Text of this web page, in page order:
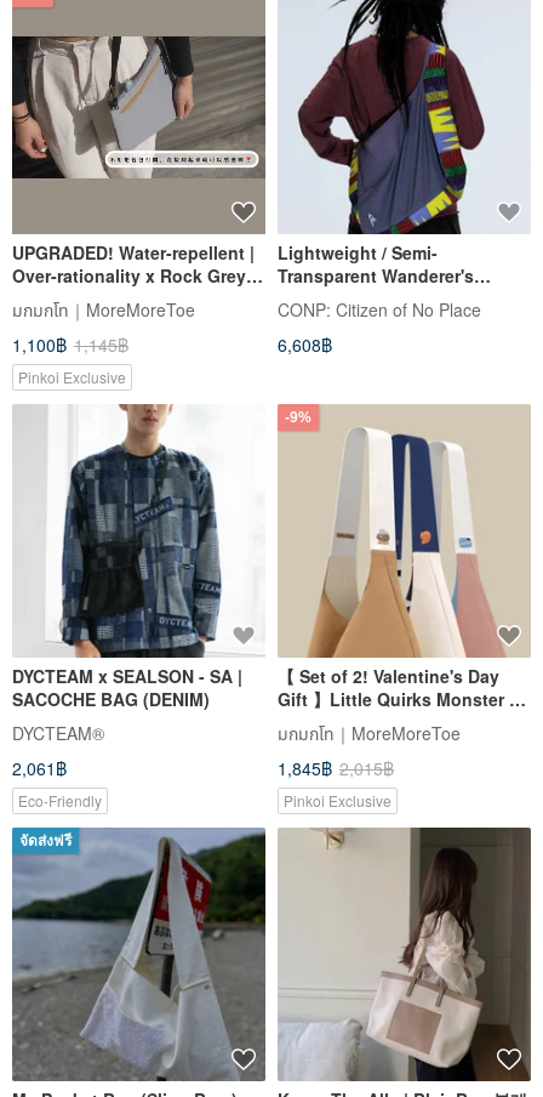
UPGRADED! Water-repellent |
Over-rationality x Rock Grey |
Detachable crossbody pouch
+ Functional strap
มกมกโท｜MoreMoreToe
1,100฿ 1,145฿
Pinkoi Exclusive
Lightweight / Semi-
Transparent Wanderer's
Backpack Shoulder Bag
CONP: Citizen of No Place
6,608฿
DYCTEAM x SEALSON - SA |
SACOCHE BAG (DENIM)
DYCTEAM®
2,061฿
Eco-Friendly
-9%
【 Set of 2! Valentine's Day
Gift 】Little Quirks Monster x
Double-Sided Design l
Colorblock Canvas Tote Bag
มกมกโท｜MoreMoreToe
1,845฿ 2,015฿
Pinkoi Exclusive
จัดส่งฟรี